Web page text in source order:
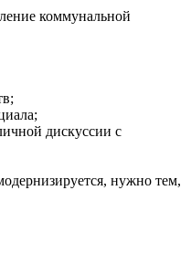
коммунальной
дискуссии с
нужно тем,